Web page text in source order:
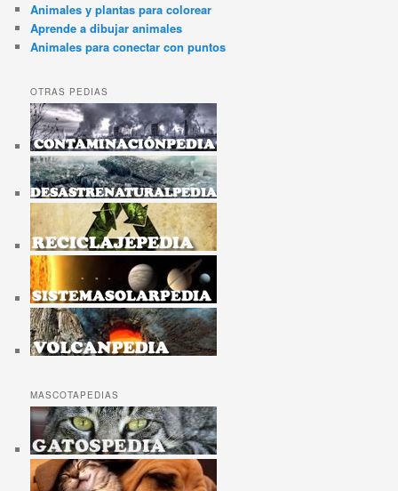
Animales y plantas para colorear
Aprende a dibujar animales
Animales para conectar con puntos
OTRAS PEDIAS
MASCOTAPEDIAS